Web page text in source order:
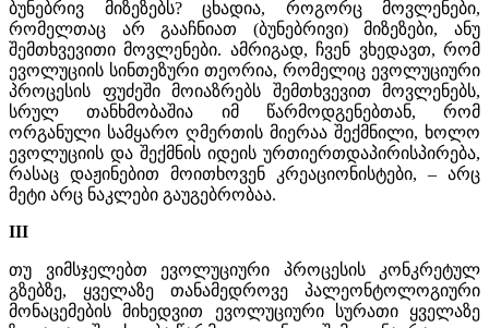
ბუნებრივ მიზეზებს? ცხადია, როგორც მოვლენები,
რომელთაც არ გააჩნიათ (ბუნებრივი) მიზეზები, ანუ
შემთხვევითი მოვლენები. ამრიგად, ჩვენ ვხედავთ, რომ
ევოლუციის სინთეზური თეორია, რომელიც ევოლუციური
პროცესის ფუძეში მოიაზრებს შემთხვევით მოვლენებს,
სრულ თანხმობაშია იმ წარმოდგენებთან, რომ
ორგანული სამყარო ღმერთის მიერაა შექმნილი, ხოლო
ევოლუციის და შექმნის იდეის ურთიერთდაპირისპირება,
რასაც დაჟინებით მოითხოვენ კრეაციონისტები, – არც
მეტი არც ნაკლები გაუგებრობაა.
III
თუ ვიმსჯელებთ ევოლუციური პროცესის კონკრეტულ
გზებზე, ყველაზე თანამედროვე პალეონტოლოგიური
მონაცემების მიხედვით ევოლუციური სურათი ყველაზე